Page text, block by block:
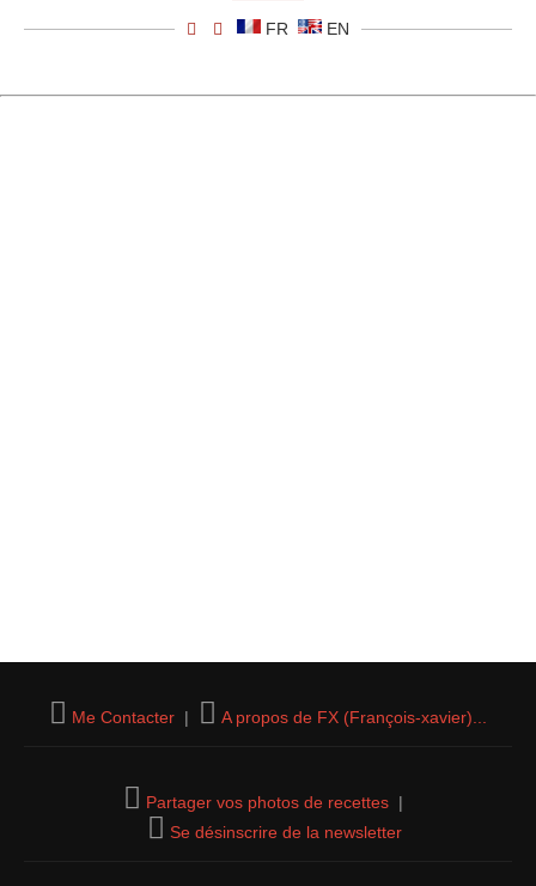
FR EN
Me Contacter | A propos de FX (François-xavier)...
Partager vos photos de recettes |
Se désinscrire de la newsletter